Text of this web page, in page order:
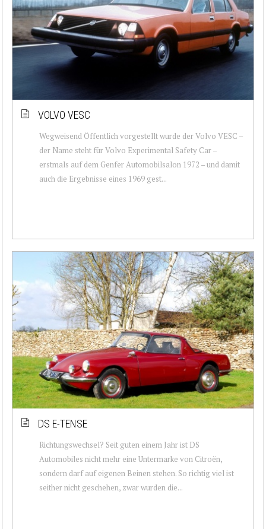
VOLVO VESC
Wegweisend Öffentlich vorgestellt wurde der Volvo VESC –
der Name steht für Volvo Experimental Safety Car –
erstmals auf dem Genfer Automobilsalon 1972 – und damit
auch die Ergebnisse eines 1969 gest...
DS E-TENSE
Richtungswechsel? Seit guten einem Jahr ist DS
Automobiles nicht mehr eine Untermarke von Citroën,
sondern darf auf eigenen Beinen stehen. So richtig viel ist
seither nicht geschehen, zwar wurden die...